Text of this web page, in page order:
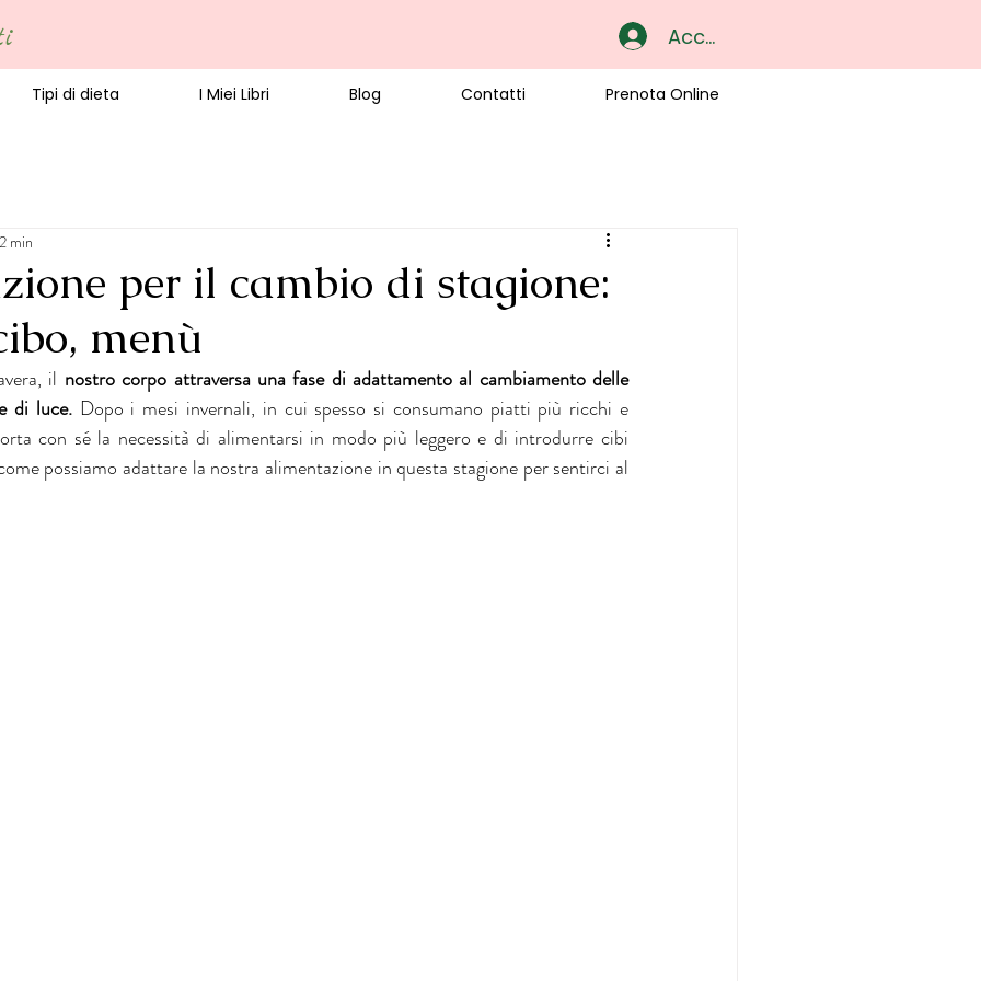
Accedi
Tipi di dieta I Miei Libri Blog Contatti Prenota Online
per il cambio di stagione:
menù
min
il nostro corpo attraversa una fase di adattamento al cambiamento delle
di luce. Dopo i mesi invernali, in cui spesso si consumano piatti più ricchi e
con sé la necessità di alimentarsi in modo più leggero e di introdurre cibi
possiamo adattare la nostra alimentazione in questa stagione per sentirci al